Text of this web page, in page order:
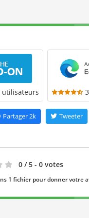
utilisateurs
Partager2k Tweeter
0 / 5 - 0 votes
1 fichier pour donner votre